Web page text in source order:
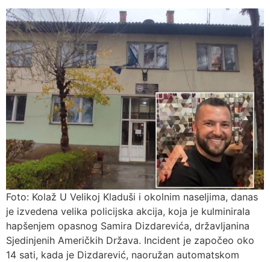
Foto: Kolaž U Velikoj Kladuši i okolnim naseljima, danas
je izvedena velika policijska akcija, koja je kulminirala
hapšenjem opasnog Samira Dizdarevića, državljanina
Sjedinjenih Američkih Država. Incident je započeo oko
14 sati, kada je Dizdarević, naoružan automatskom